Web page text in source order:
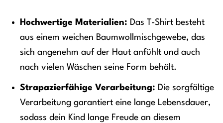
Hochwertige Materialien: Das T-Shirt besteht
aus einem weichen Baumwollmischgewebe, das
sich angenehm auf der Haut anfühlt und auch
nach vielen Wäschen seine Form behält.
Strapazierfähige Verarbeitung: Die sorgfältige
Verarbeitung garantiert eine lange Lebensdauer,
sodass dein Kind lange Freude an diesem